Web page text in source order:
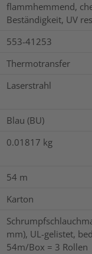
flammhemmend,
Beständigkeit, UV
553-41253
Thermotransfer
Laserstrahl
Blau (BU)
0.01817 kg
54 m
Karton
mm), UL-gelistet,
54m/Box = 3 Rollen